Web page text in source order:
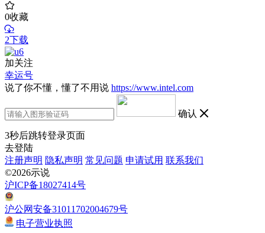
0收藏
2下载
加关注
幸运号
说了你不懂，懂了不用说 https://www.intel.com
确认
3秒后跳转登录页面
去登陆
注册声明 隐私声明 常见问题 申请试用 联系我们
©2026示说
沪ICP备18027414号
沪公网安备31011702004679号
电子营业执照